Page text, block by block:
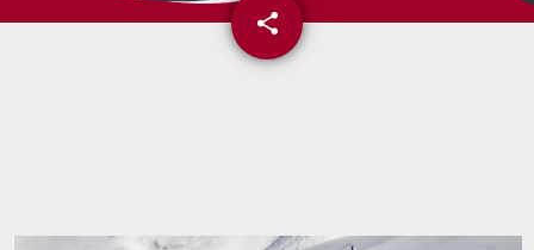
share
email